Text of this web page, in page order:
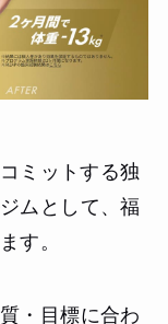
ミットする独
ムとして、福
す。
・目標に合わ